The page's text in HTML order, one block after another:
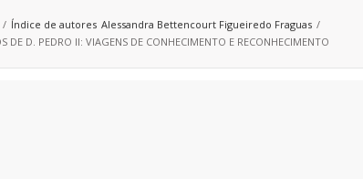
Índice de autores Alessandra Bettencourt Figueiredo Fraguas
DE D. PEDRO II: VIAGENS DE CONHECIMENTO E RECONHECIMENTO